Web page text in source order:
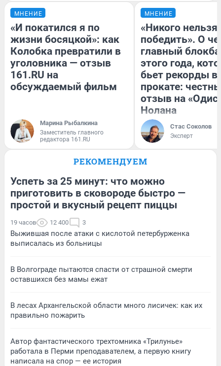
МНЕНИЕ
«И покатился я по
жизни босяцкой»: как
Колобка превратили в
уголовника — отзыв
161.RU на
обсуждаемый фильм
Марина Рыбалкина
Заместитель главного
редактора 161.RU
МНЕНИЕ
«Никого нельзя
победить». О
главный
этого года,
бьет рекорды в
прокате:
отзыв на
Нолана
Стас Соколов
Эксперт
РЕКОМЕНДУЕМ
Успеть за 25 минут: что можно
приготовить в сковороде быстро —
простой и вкусный рецепт пиццы
19 часов 12 400 3
Выжившая после атаки с кислотой петербурженка
выписалась из больницы
В Волгограде пытаются спасти от страшной смерти
оставшихся без мамы ежат
В лесах Архангельской области много лисичек: как их
правильно пожарить
Автор фантастического трехтомника «Трилунье»
работала в Перми преподавателем, а первую книгу
написала на спор — ее история